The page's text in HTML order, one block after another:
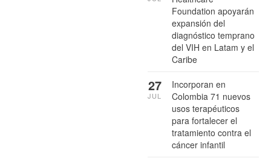
Foundation apoyarán
expansión del
diagnóstico temprano
del VIH en Latam y el
Caribe
Incorporan en
Colombia 71 nuevos
usos terapéuticos
para fortalecer el
tratamiento contra el
cáncer infantil
27
JUL